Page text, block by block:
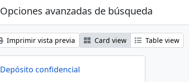
Opciones avanzadas de búsqueda
Imprimir vista previa Card view Table view
Depósito confidencial